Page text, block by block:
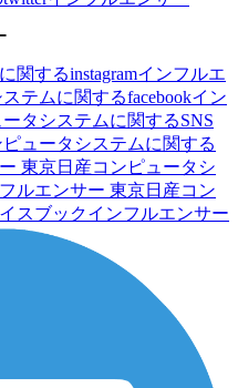
関するinstagramインフルエ
テムに関するfacebookイン
タシステムに関するSNS
ュータシステムに関する
東京日産コンピュータシ
ルエンサー 東京日産コン
スブックインフルエンサー